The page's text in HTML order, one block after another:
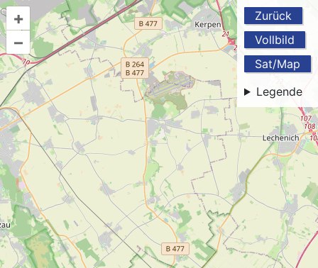
Zurück
Vollbild
Sat/Map
Legende
+
–